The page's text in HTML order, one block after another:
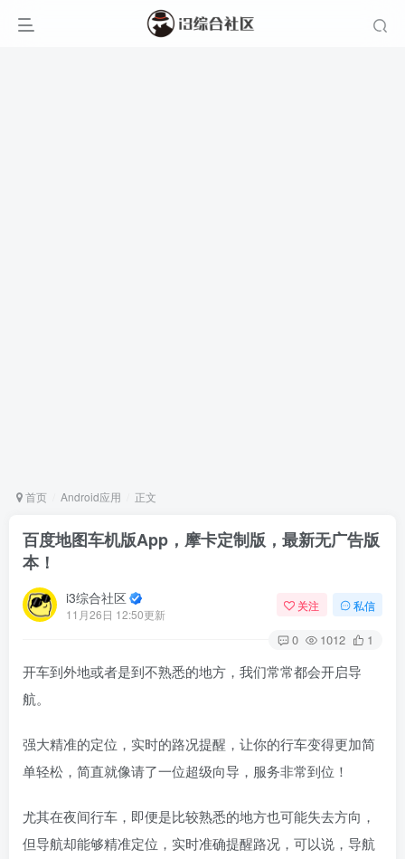
首页 Android应用 正文
百度地图车机版App，摩卡定制版，最新无广告版
本！
i3综合社区
11月26日 12:50更新
关注 私信
0 1012 1
开车到外地或者是到不熟悉的地方，我们常常都会开启导
航。
强大精准的定位，实时的路况提醒，让你的行车变得更加简
单轻松，简直就像请了一位超级向导，服务非常到位！
尤其在夜间行车，即便是比较熟悉的地方也可能失去方向，
但导航却能够精准定位，实时准确提醒路况，可以说，导航